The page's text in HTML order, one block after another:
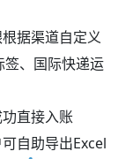
据渠道自定义
签、国际快递运
直接入账
自助导出Excel